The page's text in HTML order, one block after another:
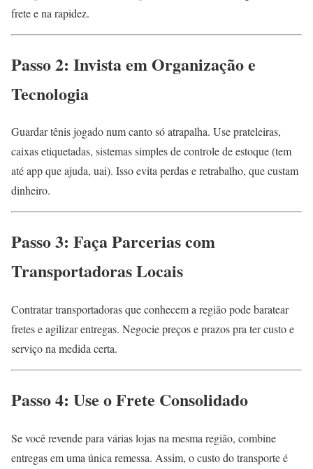
frete e na rapidez.
Passo 2: Invista em Organização e
Tecnologia
Guardar tênis jogado num canto só atrapalha. Use prateleiras,
caixas etiquetadas, sistemas simples de controle de estoque (tem
até app que ajuda, uai). Isso evita perdas e retrabalho, que custam
dinheiro.
Passo 3: Faça Parcerias com
Transportadoras Locais
Contratar transportadoras que conhecem a região pode baratear
fretes e agilizar entregas. Negocie preços e prazos pra ter custo e
serviço na medida certa.
Passo 4: Use o Frete Consolidado
Se você revende para várias lojas na mesma região, combine
entregas em uma única remessa. Assim, o custo do transporte é